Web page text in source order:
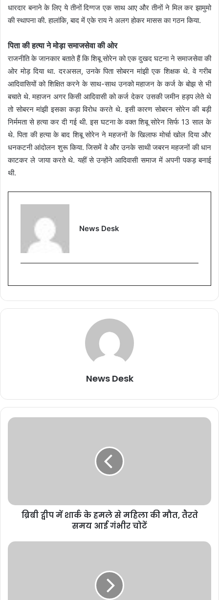
धारदार बनाने के लिए ये तीनों दिग्गज एक साथ आए और तीनों ने मिल कर झामुमो
की स्थापना की. हालांकि, बाद में एके राय ने अलग होकर मासस का गठन किया.
पिता की हत्या ने मोड़ा समाजसेवा की ओर
राजनीति के जानकार बताते हैं कि शिबू सोरेन को एक दुखद घटना ने समाजसेवा की
ओर मोड़ दिया था. दरअसल, उनके पिता सोबरन मांझी एक शिक्षक थे. वे गरीब
आदिवासियों को शिक्षित करने के साथ-साथ उनको महाजन के कर्ज के बोझ से भी
बचाते थे. महाजन अगर किसी आदिवासी को कर्ज देकर उसकी जमीन हड़प लेते थे
तो सोबरन मांझी इसका कड़ा विरोध करते थे. इसी कारण सोबरन सोरेन की बड़ी
निर्ममता से हत्या कर दी गई थी. इस घटना के वक्त शिबू सोरेन सिर्फ 13 साल के
थे. पिता की हत्या के बाद शिबू सोरेन ने महजनों के खिलाफ मोर्चा खोल दिया और
धनकटनी आंदोलन शुरू किया. जिसमें वे और उनके साथी जबरन महजनों की धान
काटकर ले जाया करते थे. यहीं से उन्होंने आदिवासी समाज में अपनी पकड़ बनाई
थी.
News Desk
News Desk
ब्रिबी द्वीप में शार्क के हमले से महिला की मौत, तैरते
समय आई गंभीर चोटें